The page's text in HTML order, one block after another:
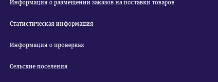
Информация о размещении заказов на поставки товаров
Статистическая информация
Информация о проверках
Сельские поселения